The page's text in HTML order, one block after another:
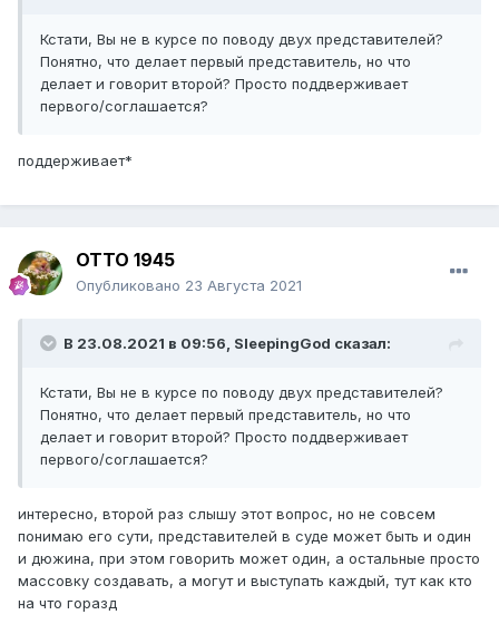
Кстати, Вы не в курсе по поводу двух представителей?
Понятно, что делает первый представитель, но что
делает и говорит второй? Просто поддверживает
первого/соглашается?
поддерживает*
ОТТО 1945
Опубликовано 23 Августа 2021
В 23.08.2021 в 09:56, SleepingGod сказал:
Кстати, Вы не в курсе по поводу двух представителей?
Понятно, что делает первый представитель, но что
делает и говорит второй? Просто поддверживает
первого/соглашается?
интересно, второй раз слышу этот вопрос, но не совсем
понимаю его сути, представителей в суде может быть и один
и дюжина, при этом говорить может один, а остальные просто
массовку создавать, а могут и выступать каждый, тут как кто
на что горазд